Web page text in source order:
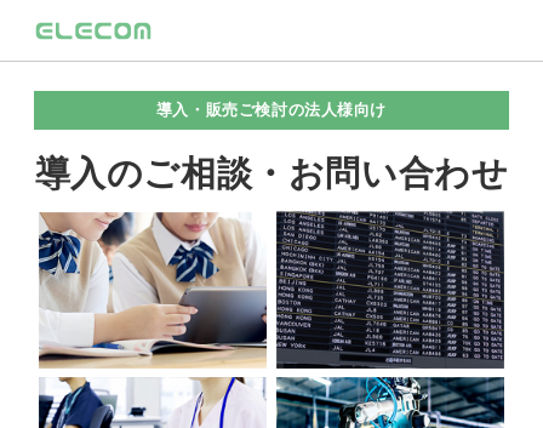
導入・販売ご検討の法人様向け
導入のご相談・お問い合わせ